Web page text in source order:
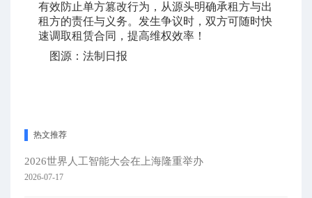
有效防止单方篡改行为，从源头明确承租方与出
租方的责任与义务。发生争议时，双方可随时快
速调取租赁合同，提高维权效率！
图源：法制日报
热文推荐
2026世界人工智能大会在上海隆重举办
2026-07-17